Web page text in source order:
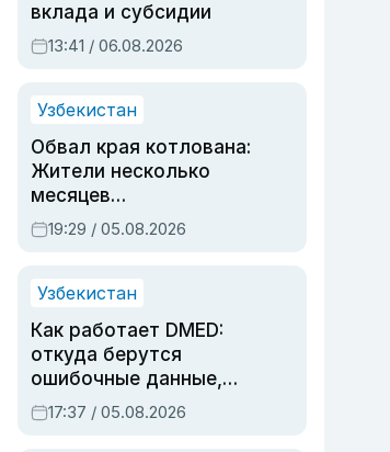
вклада и субсидии
13:41 / 06.08.2026
Узбекистан
Обвал края котлована:
Жители несколько
месяцев
предупреждали об
опасности, но стройка
19:29 / 05.08.2026
Узбекистан
Как работает DMED:
откуда берутся
ошибочные данные,
дубли аккаунтов и
очереди по онлайн-
17:37 / 05.08.2026